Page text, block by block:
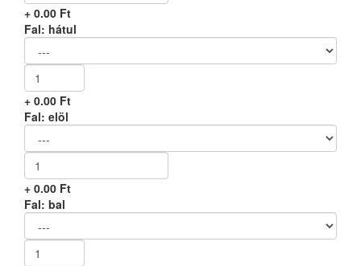
+ 0.00 Ft
Fal: hátul
+ 0.00 Ft
Fal: elöl
+ 0.00 Ft
Fal: bal